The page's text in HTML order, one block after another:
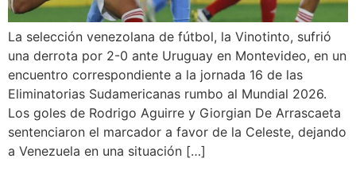
La selección venezolana de fútbol, la Vinotinto, sufrió
una derrota por 2-0 ante Uruguay en Montevideo, en un
encuentro correspondiente a la jornada 16 de las
Eliminatorias Sudamericanas rumbo al Mundial 2026.
Los goles de Rodrigo Aguirre y Giorgian De Arrascaeta
sentenciaron el marcador a favor de la Celeste, dejando
a Venezuela en una situación […]